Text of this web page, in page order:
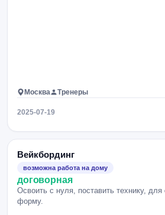
Москва Тренеры
2025-07-19
Вейкбординг
возможна работа на дому
договорная
Освоить с нуля, поставить технику,
форму.